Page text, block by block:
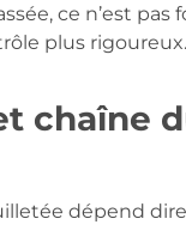
ce n’est
plus rigoureux.
chaîne
dépend